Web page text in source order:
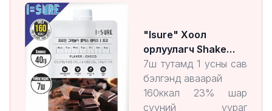
"Isure" Хоол
орлуулагч Shake
Chocolate
7ш тутамд 1 усны сав
бэлгэнд аваарай
160ккал 23% шар
сүүний уураг